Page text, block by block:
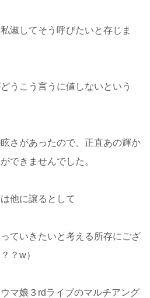
淑してそう呼びたいと存じま
うこう言うに値しないという
さがあったので、正直あの輝か
できませんでした。
他に譲るとして
ていきたいと考える所存にござ
？w）
マ娘３rdライブのマルチアング